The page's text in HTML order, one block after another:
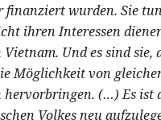
wurden. Sie tun
ihren Interessen
Und es sind sie,
Möglichkeit von
hervorbringen. (…) Es ist
Volkes neu